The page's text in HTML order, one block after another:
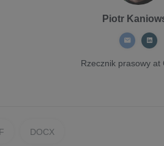
Piotr
Rzecznik prasowy at
DOCX